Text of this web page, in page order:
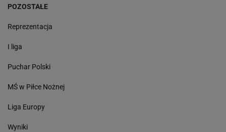
POZOSTAŁE
Reprezentacja
I liga
Puchar Polski
MŚ w Piłce Nożnej
Liga Europy
Wyniki